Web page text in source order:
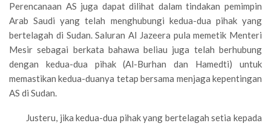
Perencanaan AS juga dapat dilihat dalam tindakan pemimpin
Arab Saudi yang telah menghubungi kedua-dua pihak yang
bertelagah di Sudan. Saluran Al Jazeera pula memetik Menteri
Mesir sebagai berkata bahawa beliau juga telah berhubung
dengan kedua-dua pihak (Al-Burhan dan Hamedti) untuk
memastikan kedua-duanya tetap bersama menjaga kepentingan
AS di Sudan.
Justeru, jika kedua-dua pihak yang bertelagah setia kepada